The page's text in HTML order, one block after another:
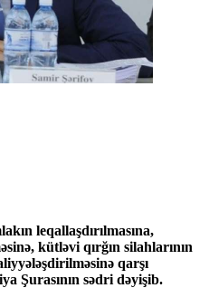
leqallaşdırılmasına,
kütləvi qırğın silahlarının
qarşı
Şurasının sədri dəyişib.